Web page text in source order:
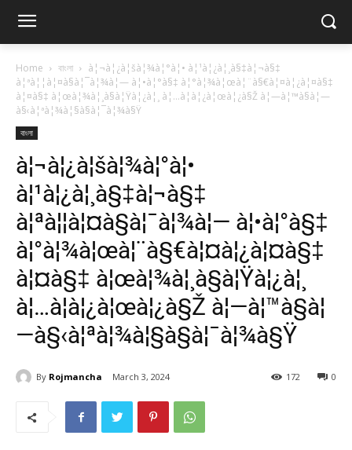
Home বাংলা
à¦¬à¦¿à¦šà¦¾à¦°à¦• à¦¹à¦¿à¦¸à§‡à¦¬à§‡
à¦ªà¦¦à¦¤à§à¦¯à¦¾à¦— à¦•à¦°à§‡ à¦°à¦¾à¦œà¦¨à§€à¦¤à¦¿à¦¤à§‡
à¦¤à§‡ à¦œà¦¾à¦¸à§à¦Ÿà¦¿à¦¸ à¦…à¦­à¦¿à¦œà¦¿à§Ž à¦—à¦™à§à¦—
à§‹à¦ªà¦¾à¦§à§à¦¯à¦¾à§Ÿ
বাংলা
à¦¬à¦¿à¦šà¦¾à¦°à¦•
à¦¹à¦¿à¦¸à§‡à¦¬à§‡
à¦ªà¦¦à¦¤à§à¦¯à¦¾à¦— à¦•à¦°à§‡
à¦°à¦¾à¦œà¦¨à§€à¦¤à¦¿à¦¤à§‡
à¦¤à§‡ à¦œà¦¾à¦¸à§à¦Ÿà¦¿à¦¸
à¦…à¦­à¦¿à¦œà¦¿à§Ž à¦—à¦™à§à¦
—à§‹à¦ªà¦¾à¦§à§à¦¯à¦¾à§Ÿ
By Rojmancha March 3, 2024 0
172